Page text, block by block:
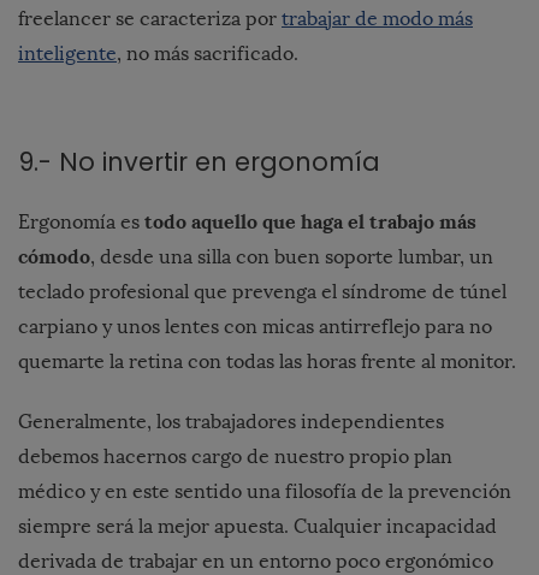
freelancer se caracteriza por trabajar de modo más
inteligente, no más sacrificado.
9.- No invertir en ergonomía
Ergonomía es todo aquello que haga el trabajo más
cómodo, desde una silla con buen soporte lumbar, un
teclado profesional que prevenga el síndrome de túnel
carpiano y unos lentes con micas antirreflejo para no
quemarte la retina con todas las horas frente al monitor.
Generalmente, los trabajadores independientes
debemos hacernos cargo de nuestro propio plan
médico y en este sentido una filosofía de la prevención
siempre será la mejor apuesta. Cualquier incapacidad
derivada de trabajar en un entorno poco ergonómico